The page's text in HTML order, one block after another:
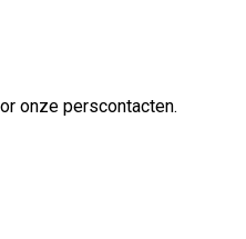
onze perscontacten.